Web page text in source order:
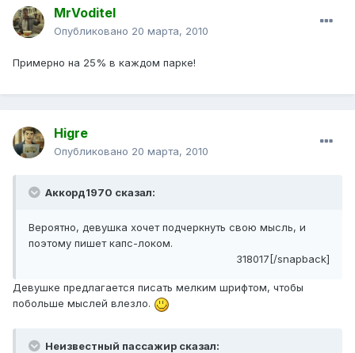
MrVoditel
Опубликовано 20 марта, 2010
Примерно на 25% в каждом парке!
Higre
Опубликовано 20 марта, 2010
Аккорд1970 сказал:
Вероятно, девушка хочет подчеркнуть свою мысль, и
поэтому пишет капс-локом.
318017[/snapback]
Девушке предлагается писать мелким шрифтом, чтобы
побольше мыслей влезло.
Неизвестный пассажир сказал: